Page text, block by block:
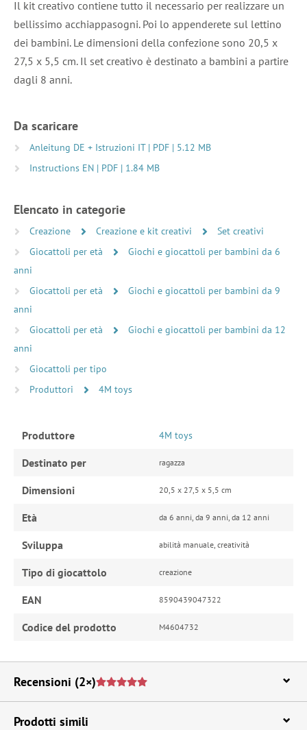
Il kit creativo contiene tutto il necessario per realizzare un
bellissimo acchiappasogni. Poi lo appenderete sul lettino
dei bambini. Le dimensioni della confezione sono 20,5 x
27,5 x 5,5 cm. Il set creativo è destinato a bambini a partire
dagli 8 anni.
Da scaricare
Anleitung DE + Istruzioni IT | PDF | 5.12 MB
Instructions EN | PDF | 1.84 MB
Elencato in categorie
Creazione Creazione e kit creativi
Set creativi
Giocattoli per età
Giochi e giocattoli per bambini da 6
anni
Giocattoli per età
Giochi e giocattoli per bambini da 9
anni
Giocattoli per età
Giochi e giocattoli per bambini da 12
anni
Giocattoli per tipo
Produttori
4M toys
Produttore 4M toys
Destinato per ragazza
Dimensioni 20,5 x 27,5 x 5,5 cm
Età da 6 anni, da 9 anni, da 12 anni
Sviluppa abilità manuale, creatività
Tipo di giocattolo creazione
EAN 8590439047322
Codice del prodotto M4604732
Recensioni (2×)
Prodotti simili